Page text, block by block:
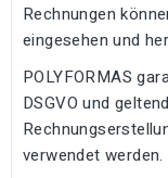
Rechnungen
eingesehen und
POLYFORMAS
DSGVO und
verwendet werden.